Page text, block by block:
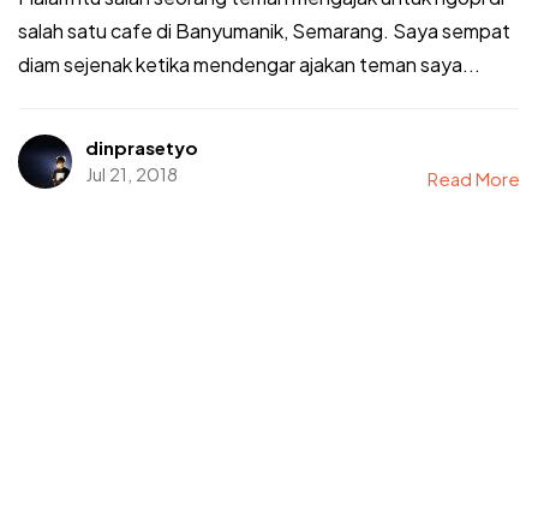
salah satu cafe di Banyumanik, Semarang. Saya sempat
diam sejenak ketika mendengar ajakan teman saya...
dinprasetyo
Jul 21, 2018
Read More